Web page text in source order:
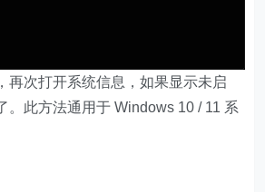
再次打开系统信息，如果显示未启
。此方法通用于 Windows 10 / 11 系